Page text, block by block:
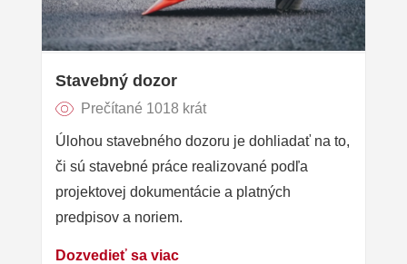
Stavebný dozor
Prečítané 1018 krát
Úlohou stavebného dozoru je dohliadať na to,
či sú stavebné práce realizované podľa
projektovej dokumentácie a platných
predpisov a noriem.
Dozvedieť sa viac